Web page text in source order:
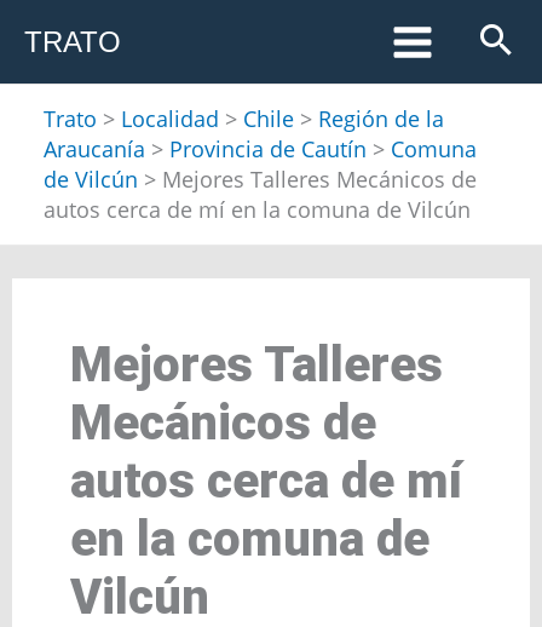
contenido
TRATO
Trato > Localidad > Chile > Región de la
Araucanía > Provincia de Cautín > Comuna
de Vilcún > Mejores Talleres Mecánicos de
autos cerca de mí en la comuna de Vilcún
Mejores Talleres
Mecánicos de
autos cerca de mí
en la comuna de
Vilcún